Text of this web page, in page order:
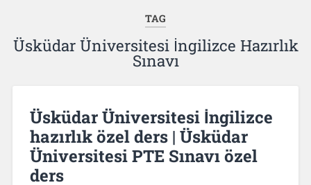
TAG
Üsküdar Üniversitesi İngilizce Hazırlık
Sınavı
Üsküdar Üniversitesi İngilizce
hazırlık özel ders | Üsküdar
Üniversitesi PTE Sınavı özel
ders